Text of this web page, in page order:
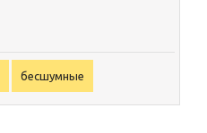
бесшумные